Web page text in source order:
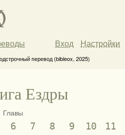
Вход Настройки
перевод (bibleox, 2025)
Ездры
Главы
6 7 8 9 10
11